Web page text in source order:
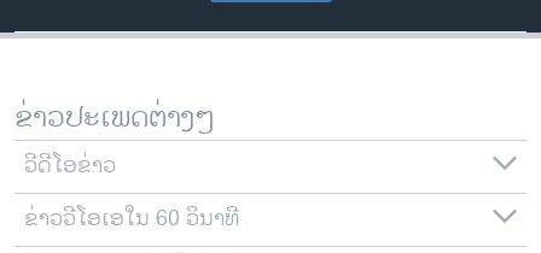
ຂ່າວປະເພດຕ່າງໆ
ວີດີໂອຂ່າວ
ຂ່າວວີໂອເອໃນ 60 ວິນາທີ